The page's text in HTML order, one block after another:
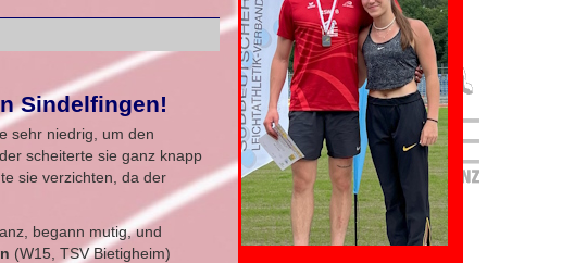
Sindelfingen!
sehr niedrig, um den
scheiterte sie ganz knapp
sie verzichten, da der
begann mutig, und
(W15, TSV Bietigheim)